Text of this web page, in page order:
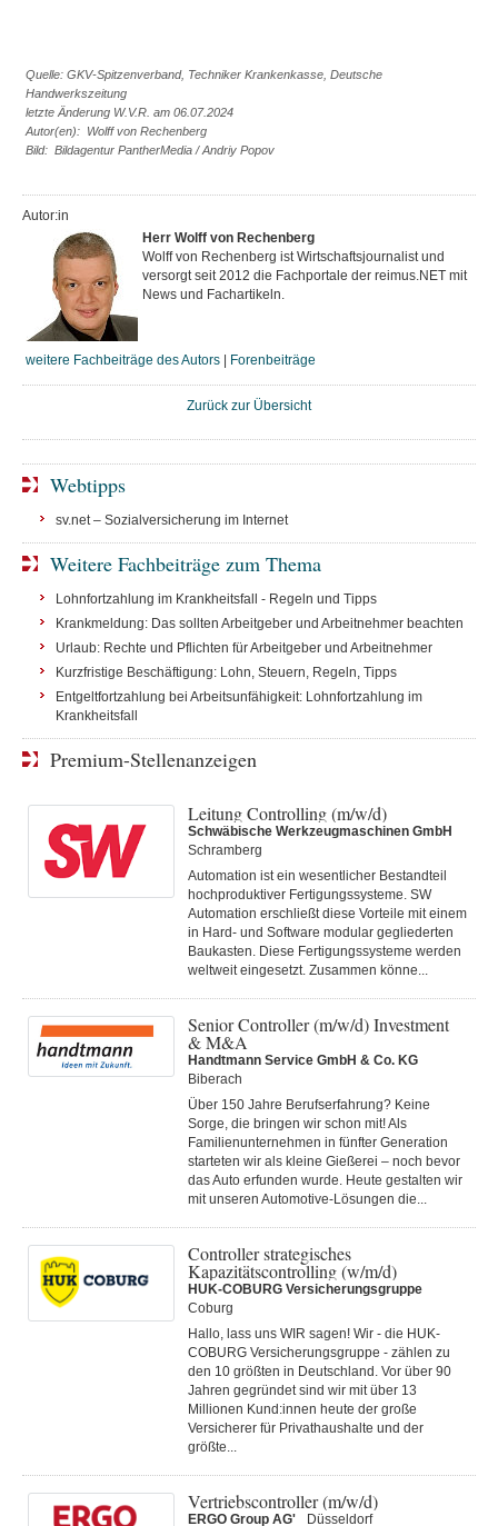
Quelle: GKV-Spitzenverband, Techniker Krankenkasse, Deutsche
Handwerkszeitung
letzte Änderung W.V.R. am 06.07.2024
Autor(en): Wolff von Rechenberg
Bild: Bildagentur PantherMedia / Andriy Popov
Autor:in
Herr Wolff von Rechenberg
Wolff von Rechenberg ist Wirtschaftsjournalist und
versorgt seit 2012 die Fachportale der reimus.NET mit
News und Fachartikeln.
weitere Fachbeiträge des Autors Forenbeiträge
Zurück zur Übersicht
Webtipps
sv.net – Sozialversicherung im Internet
Weitere Fachbeiträge zum Thema
Lohnfortzahlung im Krankheitsfall - Regeln und Tipps
Krankmeldung: Das sollten Arbeitgeber und Arbeitnehmer beachten
Urlaub: Rechte und Pflichten für Arbeitgeber und Arbeitnehmer
Kurzfristige Beschäftigung: Lohn, Steuern, Regeln, Tipps
Entgeltfortzahlung bei Arbeitsunfähigkeit: Lohnfortzahlung im
Krankheitsfall
Premium-Stellenanzeigen
Leitung Controlling (m/w/d)
Schwäbische Werkzeugmaschinen GmbH
Schramberg
Automation ist ein wesentlicher Bestandteil
hochproduktiver Fertigungssysteme. SW
Automation erschließt diese Vorteile mit einem
in Hard- und Software modular gegliederten
Baukasten. Diese Fertigungs­systeme werden
weltweit eingesetzt. Zusammen könne...
Senior Controller (m/w/d) Investment
& M&A
Handtmann Service GmbH & Co. KG
Biberach
Über 150 Jahre Berufserfahrung? Keine
Sorge, die bringen wir schon mit! Als
Familienunternehmen in fünfter Generation
starteten wir als kleine Gießerei – noch bevor
das Auto erfunden wurde. Heute gestalten wir
mit unseren Automotive-Lösungen die...
Controller strategisches
Kapazitätscontrolling (w/m/d)
HUK-COBURG Versicherungsgruppe
Coburg
Hallo, lass uns WIR sagen! Wir - die HUK-
COBURG Versicherungsgruppe - zählen zu
den 10 größten in Deutschland. Vor über 90
Jahren gegründet sind wir mit über 13
Millionen Kund:innen heute der große
Versicherer für Privathaushalte und der
größte...
Vertriebscontroller (m/w/d)
ERGO Group AG'
Düsseldorf